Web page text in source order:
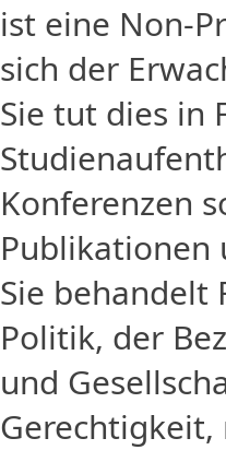
ist eine Non-
sich der
Sie tut dies in
Konferenzen
Sie behandelt
Politik, der
und